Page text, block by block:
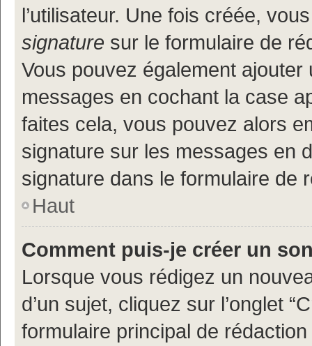
l’utilisateur. Une fois créée,
signature sur le formulaire de
Vous pouvez également
messages en cochant la case
faites cela, vous pouvez alors
signature sur les messages en
signature dans le formulaire de
Haut
Comment puis-je créer un
Lorsque vous rédigez un
d’un sujet, cliquez sur l’onglet
formulaire principal de